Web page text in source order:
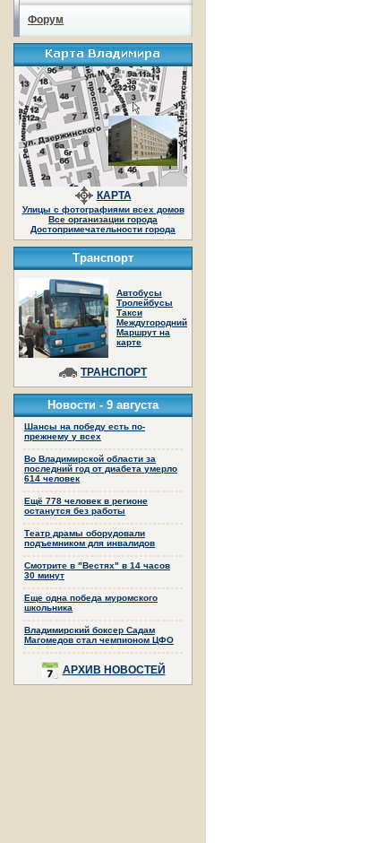
Форум
КАРТА
Улицы с фотографиями всех домов
Все организации города
Достопримечательности города
Транспорт
Автобусы
Тролейбусы
Такси
Междугородний
Маршрут на
карте
ТРАНСПОРТ
Новости -9 августа
Шансы на победу есть по-
прежнему у всех
Во Владимирской области за
последний год от диабета умерло
614 человек
Ещё 778 человек в регионе
останутся без работы
Театр драмы оборудовали
подъемником для инвалидов
Смотрите в "Вестях" в 14 часов
30 минут
Еще одна победа муромского
школьника
Владимирский боксер Садам
Магомедов стал чемпионом ЦФО
АРХИВ НОВОСТЕЙ